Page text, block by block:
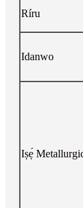
Ríru
Idanwo
Iṣẹ́